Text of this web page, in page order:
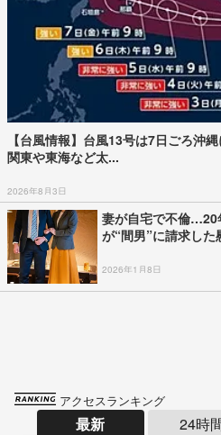
【台風情報】台風13号は7日ごろ
関東や東海など太...
2026年8月3日
妻が自宅で不倫…20
が“間男”に請求し
2026年1月8日
アクセスランキング
最新 24時